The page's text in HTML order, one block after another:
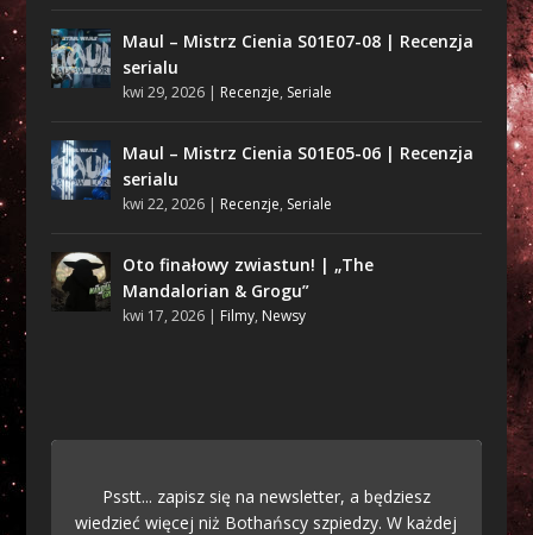
Maul – Mistrz Cienia S01E07-08 | Recenzja
serialu
kwi 29, 2026| Recenzje, Seriale
Maul – Mistrz Cienia S01E05-06 | Recenzja
serialu
kwi 22, 2026| Recenzje, Seriale
Oto finałowy zwiastun! | „The
Mandalorian & Grogu”
kwi 17, 2026| Filmy, Newsy
Psstt... zapisz się na newsletter, a będziesz
wiedzieć więcej niż Bothańscy szpiedzy. W każdej